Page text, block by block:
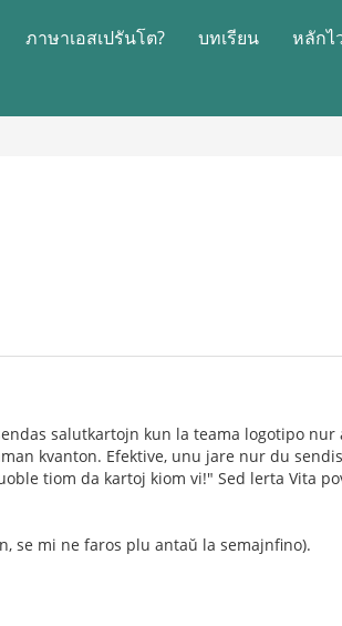
ภาษาเอสเปรันโต? บทเรียน หลักไ
salutkartojn kun la teama logotipo
kvanton. Efektive, unu jare nur du
tiom da kartoj kiom vi!" Sed lerta Vita
se mi ne faros plu antaŭ la semajnfino).